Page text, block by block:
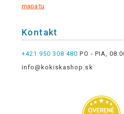
mapa tu
Kontakt
+421 950 308 480 PO - PIA,
info@kokiskashop.sk